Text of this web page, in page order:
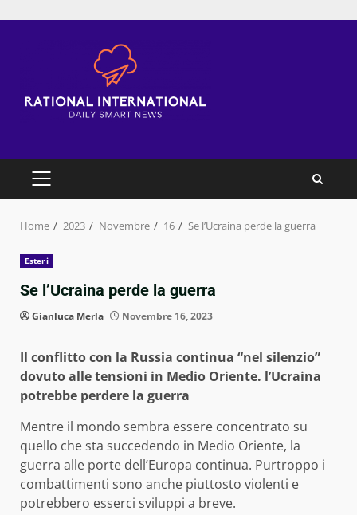
PRIMARY
Home 2023 Novembre 16 Se l’Ucraina perde la guerra
Esteri
Se l’Ucraina perde la guerra
Gianluca Merla Novembre 16, 2023
Il conflitto con la Russia continua “nel silenzio”
dovuto alle tensioni in Medio Oriente. l’Ucraina
potrebbe perdere la guerra
Mentre il mondo sembra essere concentrato su
quello che sta succedendo in Medio Oriente, la
guerra alle porte dell’Europa continua. Purtroppo i
combattimenti sono anche piuttosto violenti e
potrebbero esserci sviluppi a breve.